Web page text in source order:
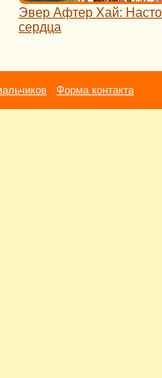
Эвер Афтер Хай:
сердца
Форма контакта